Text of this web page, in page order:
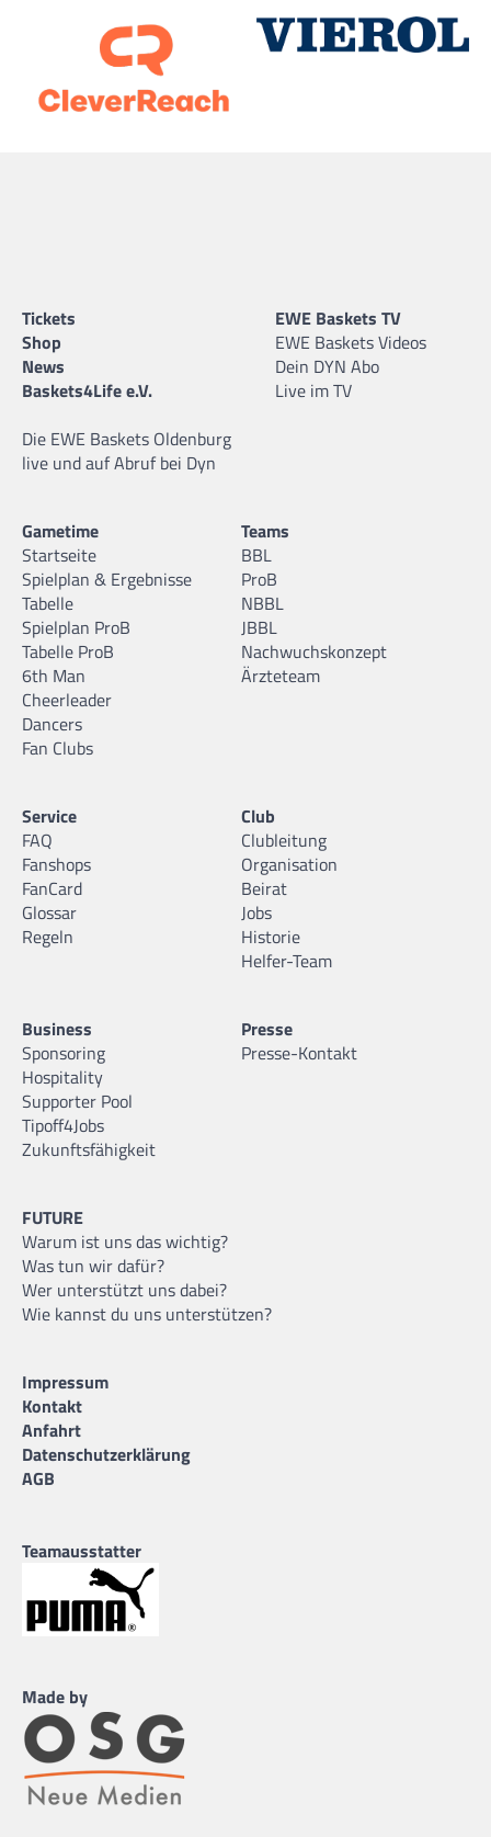
Tickets
Shop
News
Baskets4Life e.V.
Die EWE Baskets Oldenburg
live und auf Abruf bei Dyn
EWE Baskets TV
EWE Baskets Videos
Dein DYN Abo
Live im TV
Gametime
Startseite
Spielplan & Ergebnisse
Tabelle
Spielplan ProB
Tabelle ProB
6th Man
Cheerleader
Dancers
Fan Clubs
Teams
BBL
ProB
NBBL
JBBL
Nachwuchskonzept
Ärzteteam
Service
FAQ
Fanshops
FanCard
Glossar
Regeln
Club
Clubleitung
Organisation
Beirat
Jobs
Historie
Helfer-Team
Business
Sponsoring
Hospitality
Supporter Pool
Tipoff4Jobs
Zukunftsfähigkeit
Presse
Presse-Kontakt
FUTURE
Warum ist uns das wichtig?
Was tun wir dafür?
Wer unterstützt uns dabei?
Wie kannst du uns unterstützen?
Impressum
Kontakt
Anfahrt
Datenschutzerklärung
AGB
Teamausstatter
Made by